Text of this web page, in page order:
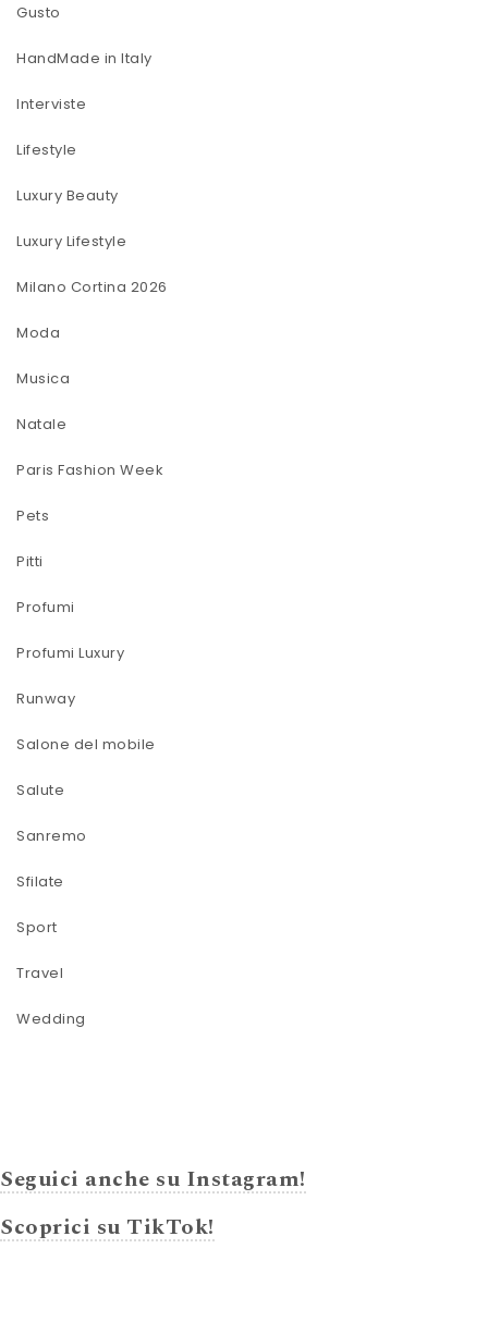
Gusto
HandMade in Italy
Interviste
Lifestyle
Luxury Beauty
Luxury Lifestyle
Milano Cortina 2026
Moda
Musica
Natale
Paris Fashion Week
Pets
Pitti
Profumi
Profumi Luxury
Runway
Salone del mobile
Salute
Sanremo
Sfilate
Sport
Travel
Wedding
Seguici anche su Instagram!
Scoprici su TikTok!